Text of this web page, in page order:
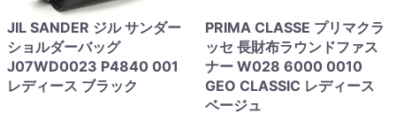
JIL SANDER ジル サンダー
ショルダーバッグ
J07WD0023 P4840 001
レディース ブラック
PRIMA CLASSE プリマクラ
ッセ 長財布ラウンドファス
ナー W028 6000 0010
GEO CLASSIC レディース
ベージュ